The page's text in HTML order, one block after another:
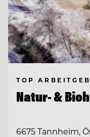
TOP
Natur- &
6675 Tannheim,